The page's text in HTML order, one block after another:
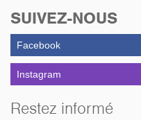
SUIVEZ-NOUS
Facebook
Instagram
Restez informé